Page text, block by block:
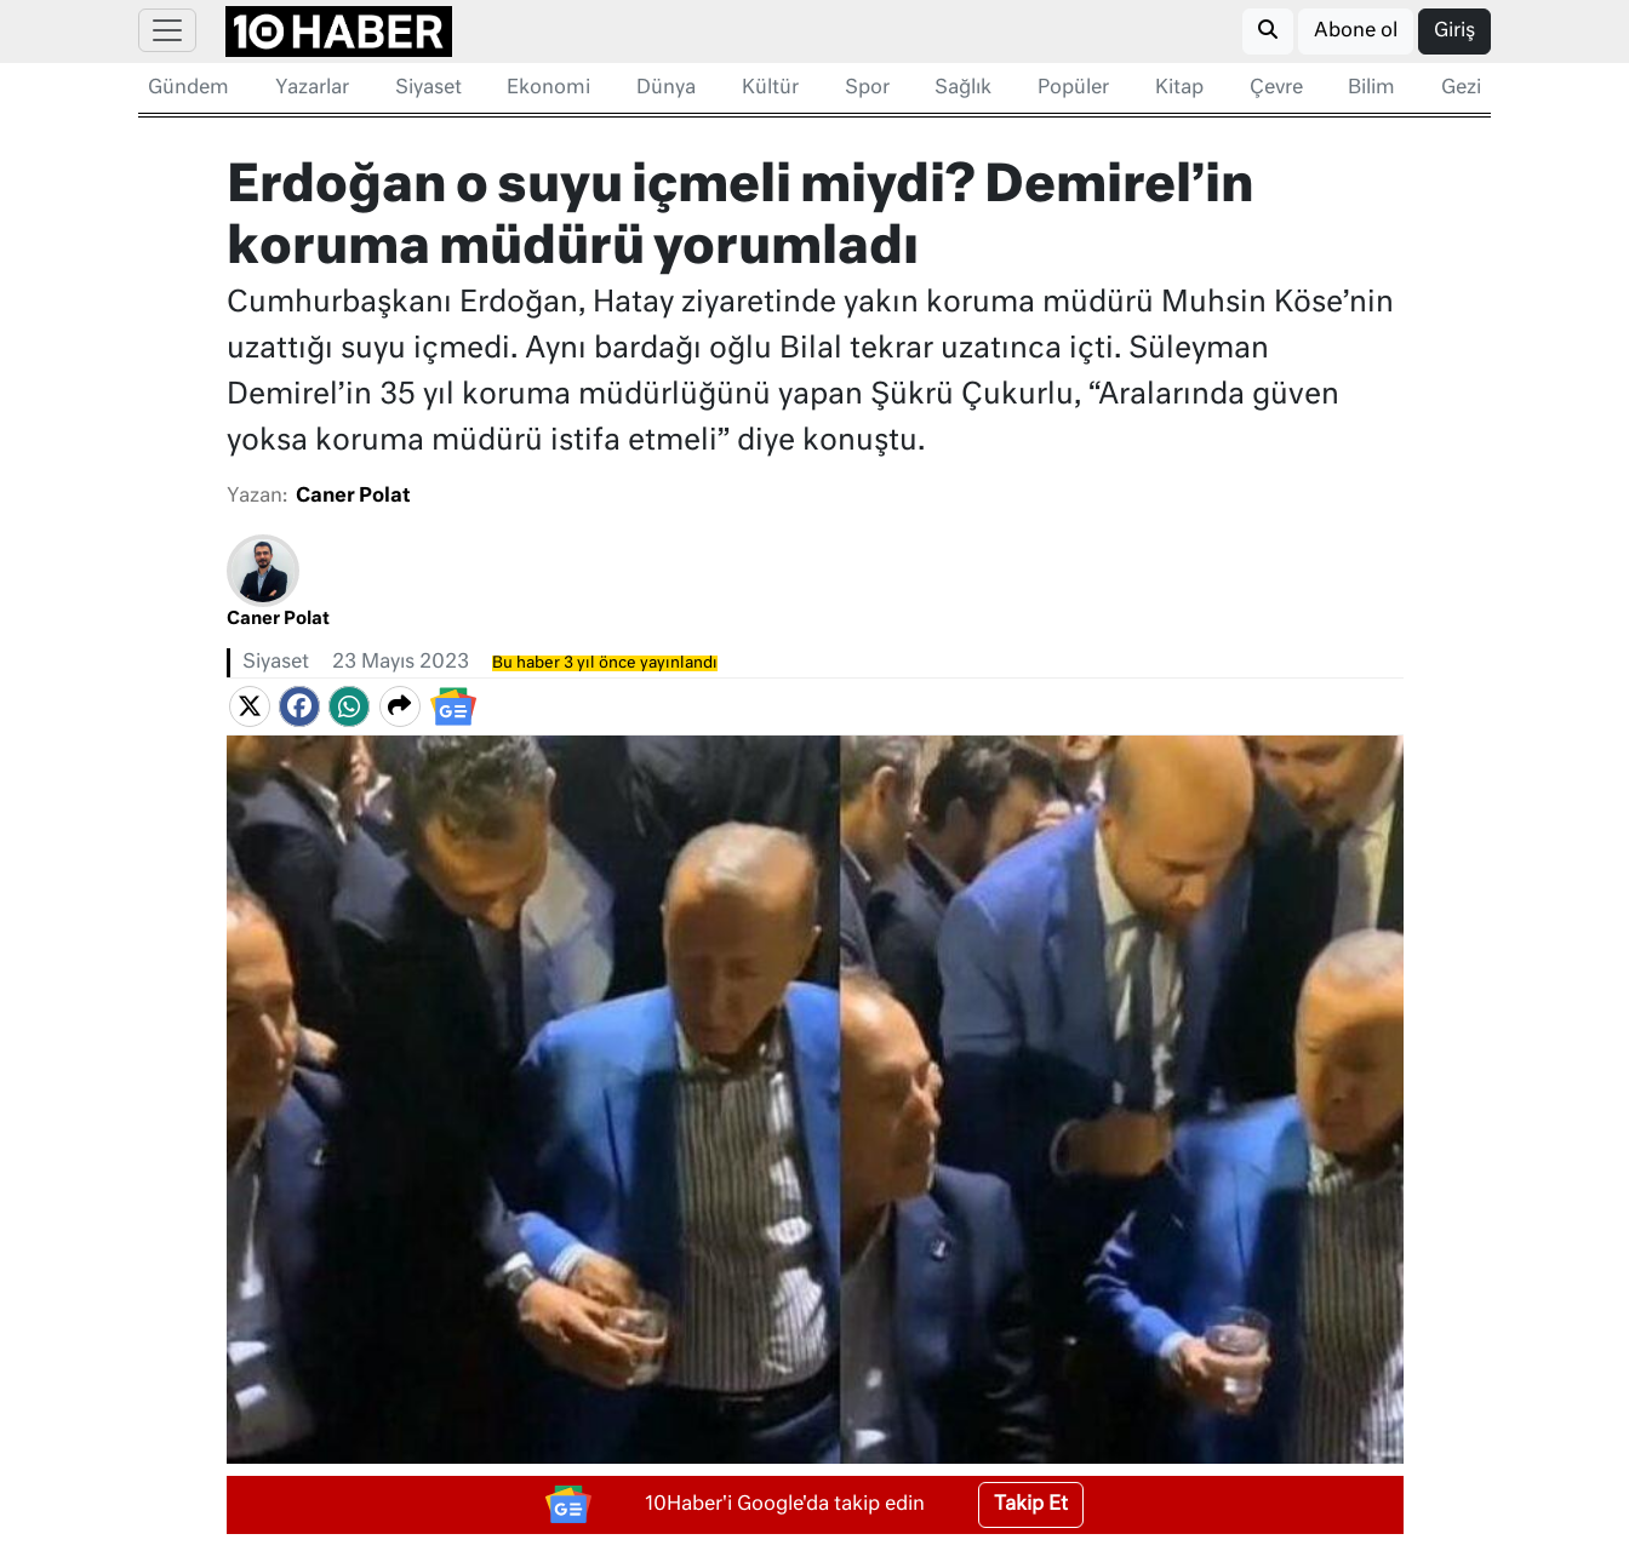
Abone ol Giriş
Gündem Yazarlar Siyaset Ekonomi Dünya Kültür Spor Sağlık Popüler Kitap Çevre Bilim Gezi
Erdoğan o suyu içmeli miydi? Demirel’in
koruma müdürü yorumladı
Cumhurbaşkanı Erdoğan, Hatay ziyaretinde yakın koruma müdürü Muhsin Köse’nin
uzattığı suyu içmedi. Aynı bardağı oğlu Bilal tekrar uzatınca içti. Süleyman
Demirel’in 35 yıl koruma müdürlüğünü yapan Şükrü Çukurlu, “Aralarında güven
yoksa koruma müdürü istifa etmeli” diye konuştu.
Yazan: Caner Polat
Caner Polat
Siyaset 23 Mayıs 2023 Bu haber 3 yıl önce yayınlandı
10Haber'i Google'da takip edin Takip Et